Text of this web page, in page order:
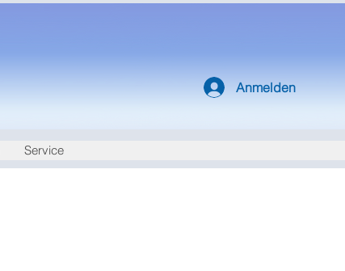
Anmelden
Service